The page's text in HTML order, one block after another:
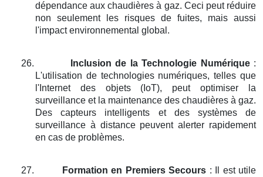
dépendance aux chaudières à gaz. Ceci peut réduire
non seulement les risques de fuites, mais aussi
l'impact environnemental global.
26. Inclusion de la Technologie Numérique:
L'utilisation de technologies numériques, telles que
l'Internet des objets (IoT), peut optimiser la
surveillance et la maintenance des chaudières à gaz.
Des capteurs intelligents et des systèmes de
surveillance à distance peuvent alerter rapidement
en cas de problèmes.
27. Formation en Premiers Secours : Il est utile